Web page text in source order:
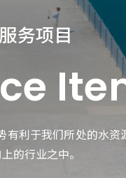
服务项目
利于我们所处的水
的行业之中。